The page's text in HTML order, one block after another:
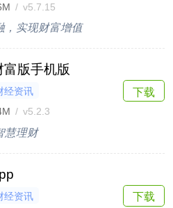
/ v5.7.15
，实现财富增值
版手机版
经资讯
/ v5.2.3
慧理财
下载
经资讯
下载